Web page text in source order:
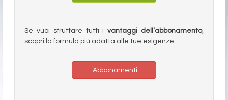
Se vuoi sfruttare tutti ivantaggi dell’abbonamento,
scopri la formula più adatta alle tue esigenze.
Abbonamenti